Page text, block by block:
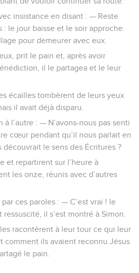
insistance en disant : — Reste
: le jour baisse et le soir approche.
pour demeurer avec eux.
prit le pain et, après avoir
il le partagea et le leur
écailles tombèrent de leurs yeux
il avait déjà disparu.
à l’autre : — N’avons-nous pas senti
cœur pendant qu’il nous parlait en
découvrait le sens des Écritures ?
et repartirent sur l’heure à
les onze, réunis avec d’autres
ces paroles : — C’est vrai ! le
il s’est montré à Simon.
racontèrent à leur tour ce qui leur
comment ils avaient reconnu Jésus
le pain.